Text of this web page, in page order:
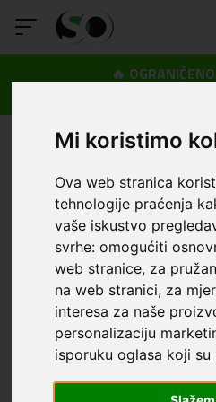
Mi koristimo
Ova web stranica
tehnologije praćenja
vaše iskustvo
svrhe:omogućiti
web stranice, za
na web stranici, za
interesa za naše
personalizaciju
isporuku oglasa koji
🔥